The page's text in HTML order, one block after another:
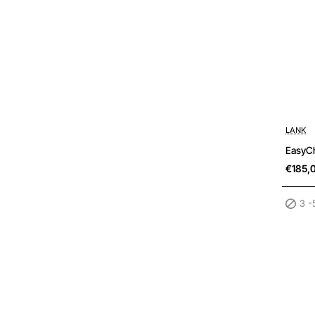
3 -5
LANK
3 -